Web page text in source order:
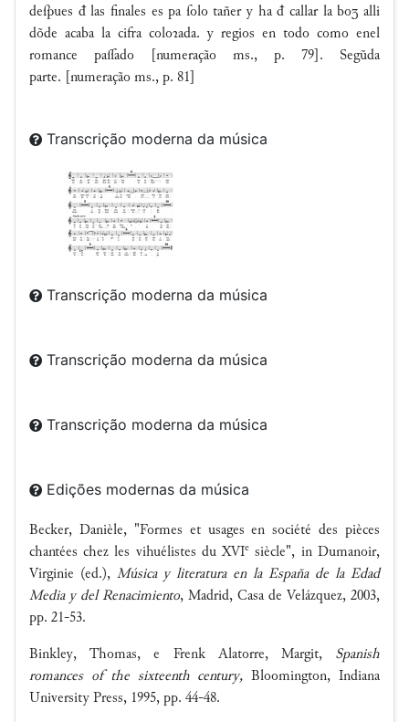
deſpues đ las finales es pa ſolo tañer y ha đ callar la boʒ alli
dõde acaba la cifra coloꝛada. y regios en todo como enel
romance paſſado [numeração ms., p. 79]. Segũda
parte. [numeração ms., p. 81]
Transcrição moderna da música
Transcrição moderna da música
Transcrição moderna da música
Transcrição moderna da música
Edições modernas da música
Becker, Danièle, "Formes et usages en société des pièces
chantées chez les vihuélistes du XVIe siècle", in Dumanoir,
Virginie (ed.), Música y literatura en la España de la Edad
Media y del Renacimiento, Madrid, Casa de Velázquez, 2003,
pp. 21-53.
Binkley, Thomas, e Frenk Alatorre, Margit, Spanish
romances of the sixteenth century, Bloomington, Indiana
University Press, 1995, pp. 44-48.